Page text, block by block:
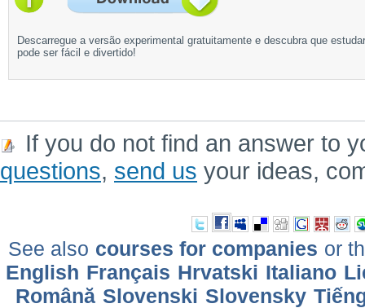
Descarregue a versão experimental gratuitamente e descubra que estudar
pode ser fácil e divertido!
If you do not find an answer to
questions, send us your ideas,
See also courses for companies or
English Français Hrvatski Italiano
Română Slovenski Slovensky